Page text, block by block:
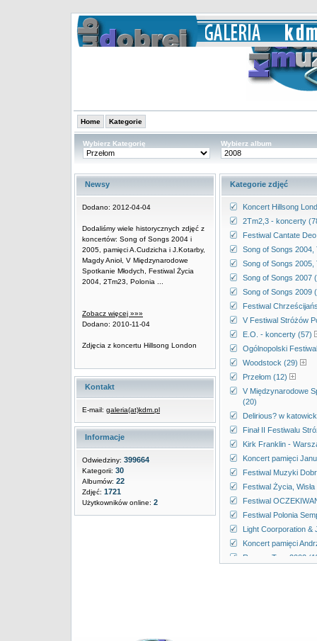
Home Kategorie
Wybierz Kategorię Wybierz album
Newsy
Dodano: 2012-04-04
Dodaliśmy wiele historycznych zdjęć z
koncertów: Song of Songs 2004 i
2005, pamięci A.Cudzicha i J.Kotarby,
Magdy Anioł, V Międzynarodowe
Spotkanie Młodych, Festiwal Życia
2004, 2Tm23, Polonia ...
Zobacz więcej »»»
Dodano: 2010-11-04
Zdjęcia z koncertu Hillsong London
Kontakt
E-mail: galeria(at)kdm.pl
Informacje
Odwiedziny: 399664
Kategorii: 30
Albumów: 22
Zdjęć: 1721
Użytkowników online: 2
Kategorie zdjęć
Koncert Hillsong
2Tm2,3 - koncerty
Festiwal Cantate
Song of Songs
Song of Songs
Song of Songs 2007
Song of Songs 2009
Festiwal
V Festiwal Stróżów
E.O. - koncerty (57)
Ogólnopolski
Woodstock (29)
Przełom (12)
V Międzynarodowe
(20)
Delirious? w
Finał II Festiwalu
Kirk Franklin -
Koncert pamięci
Festiwal Muzyki
Festiwal Życia,
Festiwal
Festiwal Polonia
Light Coorporation
Koncert pamięci
Reggae Tour 2002